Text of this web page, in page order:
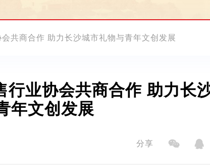
共商合作 助力长沙城市礼物与青年文创发展
业协会共商合作 助力长
年文创发展
分享